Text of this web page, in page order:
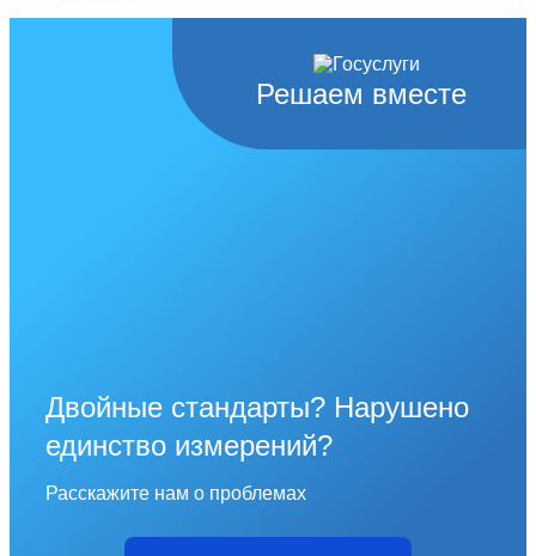
Решаем вместе
Двойные стандарты? Нарушено
единство измерений?
Расскажите нам о проблемах